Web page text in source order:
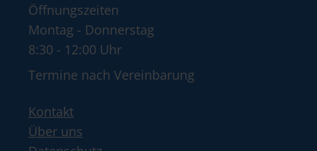
Öffnungszeiten
Montag - Donnerstag
8:30 - 12:00 Uhr
Termine nach Vereinbarung
Kontakt
Über uns